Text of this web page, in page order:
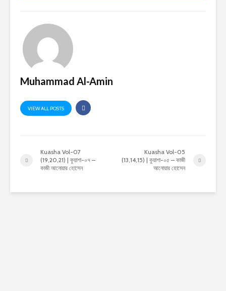
Muhammad Al-Amin
VIEW ALL POSTS
Kuasha Vol-07
(19,20,21) | কুয়াশা-০৭ –
কাজী আনোয়ার হোসেন
Kuasha Vol-05
(13,14,15) | কুয়াশা-০৫ – কাজী
আনোয়ার হোসেন